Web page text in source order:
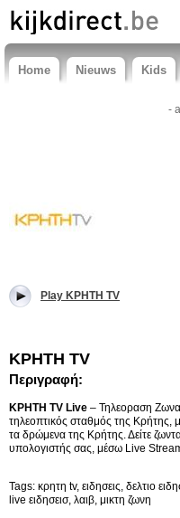
Home Nieuws Kids
-
Play ΚΡΗΤΗ TV
ΚΡΗΤΗ TV
Περιγραφή:
ΚΡΗΤΗ TV Live – Τηλεοραση
τηλεοπτικός σταθμός της Κρήτης,
τα δρώμενα της Κρήτης. Δείτε
υπολογιστής σας, μέσω Live
Tags: κρητη tv, ειδησεις, δελτιο
live ειδησεισ, λαιβ, μικτη ζωνη